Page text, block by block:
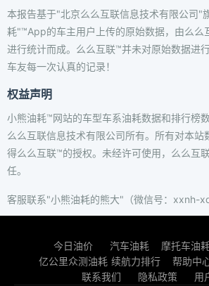
本报告基于"北京么么互联信息技术有限公司"
耗"™App的车主用户上传的原始数据，由么么
进行统计而成。么么互联™并未对原始数据进
车友每一次认真的记录！
权益声明
小熊油耗™网站的车型车系油耗数据和排行榜
么么互联信息技术有限公司所有。所有对本站
得么么互联™的授权。未经许可使用，么么互
任。
客服联系"小熊油耗的熊大"（微信号：xxnh-xd
今日油价 汽车油耗 摩托车油
亿公里众测油耗 续航力排行 帮助中
联系我们
隐私政策 用